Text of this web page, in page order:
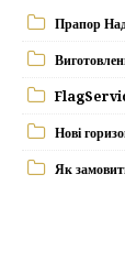
Прапор
Нові
Як